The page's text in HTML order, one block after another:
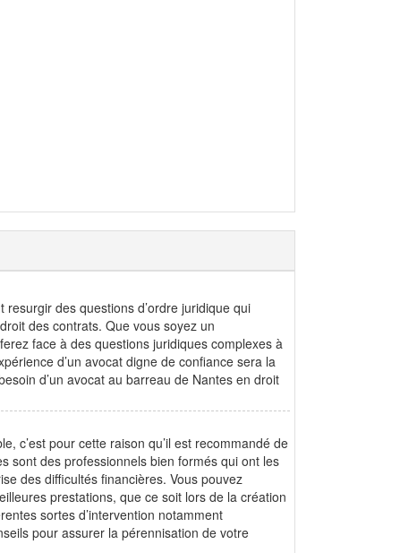
des questions d’ordre juridique qui
des contrats. Que vous soyez un
face à des questions juridiques complexes à
d’un avocat digne de confiance sera la
d’un avocat au barreau de Nantes en droit
c’est pour cette raison qu’il est recommandé de
sont des professionnels bien formés qui ont les
des difficultés financières. Vous pouvez
prestations, que ce soit lors de la création
sortes d’intervention notamment
pour assurer la pérennisation de votre